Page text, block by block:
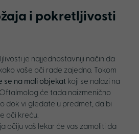
i pokretljivosti
je najjednostavniji način da
vaše oči rade zajedno. Tokom
se na mali objekat koji se nalazi na
će tada naizmenično
dok vi gledate u predmet, da bi
oči kreću.
očiju vaš lekar će vas zamoliti da